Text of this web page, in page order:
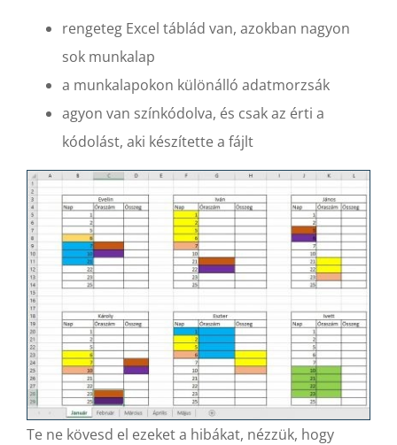
rengeteg Excel táblád van, azokban nagyon
sok munkalap
a munkalapokon különálló adatmorzsák
agyon van színkódolva, és csak az érti a
kódolást, aki készítette a fájlt
Te ne kövesd el ezeket a hibákat, nézzük, hogy